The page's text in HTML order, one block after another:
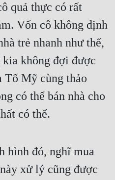
quả thực có rất
Vốn cô không định
trẻ nhanh như thế,
kia không đợi được
Mỹ cùng thảo
có thể bán nhà cho
có thể.
hình đó, nghĩ mua
xử lý cũng được